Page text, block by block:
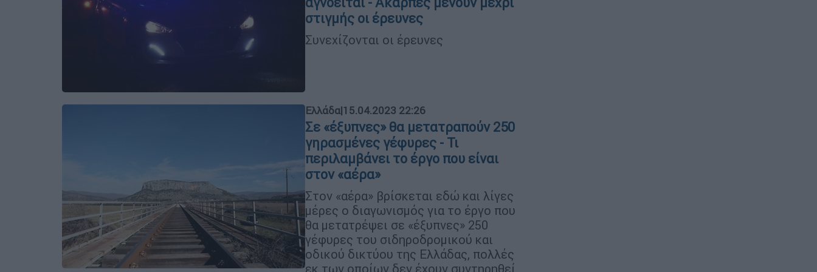
στιγμής οι έρευνες
Συνεχίζονται οι έρευνες
Ελλάδα|15.04.2023 22:26
Σε «έξυπνες» θα μετατραπούν 250
γηρασμένες γέφυρες - Τι
περιλαμβάνει το έργο που είναι
στον «αέρα»
Στον «αέρα» βρίσκεται εδώ και λίγες
μέρες ο διαγωνισμός για το έργο που
θα μετατρέψει σε «έξυπνες» 250
γέφυρες του σιδηροδρομικού και
οδικού δικτύου της Ελλάδας, πολλές
εκ των οποίων δεν έχουν συντηρηθεί